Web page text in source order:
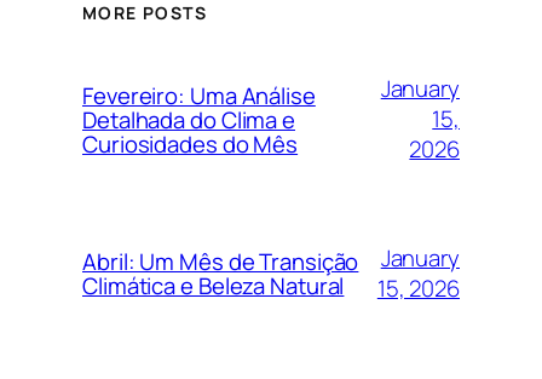
MORE POSTS
Fevereiro: Uma Análise
Detalhada do Clima e
Curiosidades do Mês
January
15,
2026
Abril: Um Mês de Transição
Climática e Beleza Natural
January
15, 2026